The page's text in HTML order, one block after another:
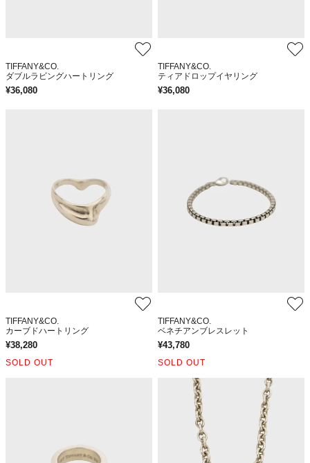
TIFFANY&CO.
ダブルラビングハートリング
¥36,080
TIFFANY&CO.
ティアドロップイヤリング
¥36,080
TIFFANY&CO.
カーブドハートリング
¥38,280
SOLD OUT
TIFFANY&CO.
ベネチアンブレスレット
¥43,780
SOLD OUT